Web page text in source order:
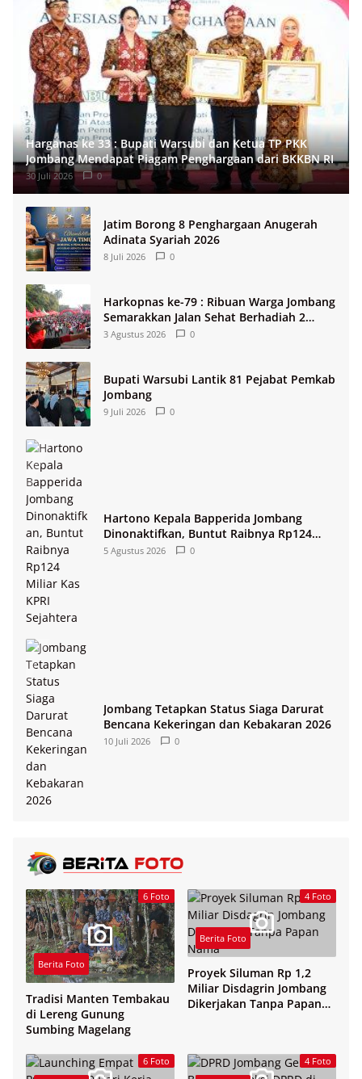
Harganas ke 33 : Bupati Warsubi dan Ketua TP PKK
Jombang Mendapat Piagam Penghargaan dari BKKBN RI
30 Juli 2026 0
Jatim Borong 8 Penghargaan Anugerah
Adinata Syariah 2026
8 Juli 2026 0
Harkopnas ke-79 : Ribuan Warga Jombang
Semarakkan Jalan Sehat Berhadiah 2
Paket Umroh
3 Agustus 2026 0
Bupati Warsubi Lantik 81 Pejabat Pemkab
Jombang
9 Juli 2026 0
Hartono Kepala Bapperida Jombang
Dinonaktifkan, Buntut Raibnya Rp124
Miliar Kas KPRI Sejahtera
5 Agustus 2026 0
Jombang Tetapkan Status Siaga Darurat
Bencana Kekeringan dan Kebakaran 2026
10 Juli 2026 0
6 Foto
Berita Foto
Tradisi Manten Tembakau
di Lereng Gunung
Sumbing Magelang
4 Foto
Berita Foto
Proyek Siluman Rp 1,2
Miliar Disdagrin Jombang
Dikerjakan Tanpa Papan
6 Foto 4 Foto